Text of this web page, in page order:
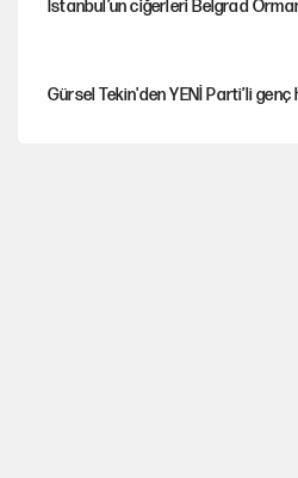
İstanbul’un ciğerleri Belgrad
Gürsel Tekin'den YENİ Parti’li